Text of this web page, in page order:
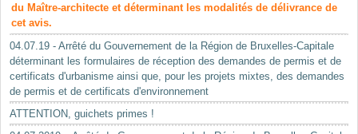
du Maître-architecte et déterminant les modalités de délivrance de
cet avis.
04.07.19 - Arrêté du Gouvernement de la Région de Bruxelles-Capitale
déterminant les formulaires de réception des demandes de permis et de
certificats d'urbanisme ainsi que, pour les projets mixtes, des demandes
de permis et de certificats d'environnement
ATTENTION, guichets primes !